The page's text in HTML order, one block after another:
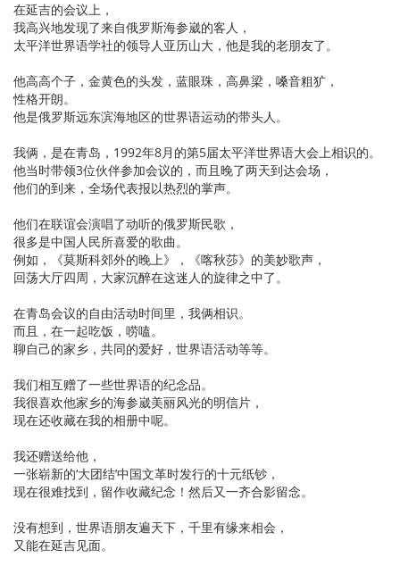
在延吉的会议上，
我高兴地发现了来自俄罗斯海参崴的客人，
太平洋世界语学社的领导人亚历山大，他是我的老朋友了。
他高高个子，金黄色的头发，蓝眼珠，高鼻梁，嗓音粗犷，
性格开朗。
他是俄罗斯远东滨海地区的世界语运动的带头人。
我俩，是在青岛，1992年8月的第5届太平洋世界语大会上相识的。
他当时带领3位伙伴参加会议的，而且晚了两天到达会场，
他们的到来，全场代表报以热烈的掌声。
他们在联谊会演唱了动听的俄罗斯民歌，
很多是中国人民所喜爱的歌曲。
例如，《莫斯科郊外的晚上》，《喀秋莎》的美妙歌声，
回荡大厅四周，大家沉醉在这迷人的旋律之中了。
在青岛会议的自由活动时间里，我俩相识。
而且，在一起吃饭，唠嗑。
聊自己的家乡，共同的爱好，世界语活动等等。
我们相互赠了一些世界语的纪念品。
我很喜欢他家乡的海参崴美丽风光的明信片，
现在还收藏在我的相册中呢。
我还赠送给他，
一张崭新的‘大团结’中国文革时发行的十元纸钞，
现在很难找到，留作收藏纪念！然后又一齐合影留念。
没有想到，世界语朋友遍天下，千里有缘来相会，
又能在延吉见面。